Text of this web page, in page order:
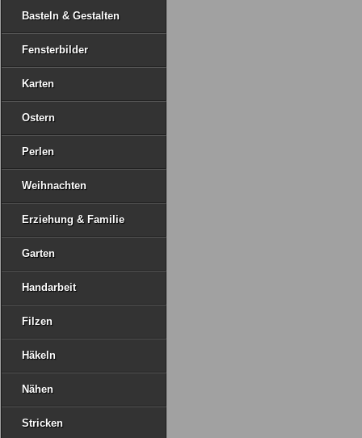
Basteln & Gestalten
Fensterbilder
Karten
Ostern
Perlen
Weihnachten
Erziehung & Familie
Garten
Handarbeit
Filzen
Häkeln
Nähen
Stricken